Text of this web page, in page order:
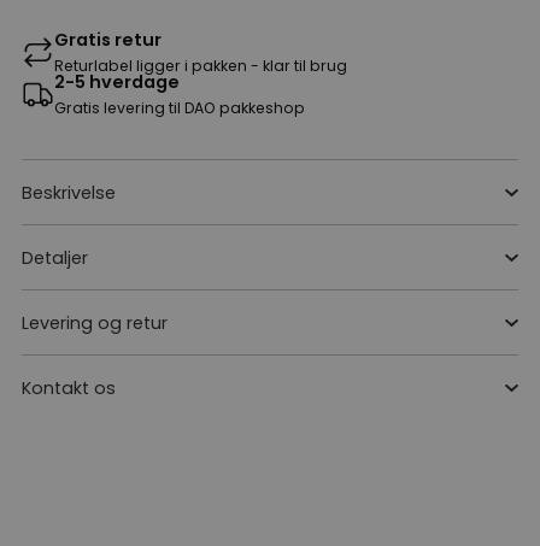
Gratis retur
Returlabel ligger i pakken - klar til brug
2-5 hverdage
Gratis levering til DAO pakkeshop
Beskrivelse
Detaljer
Levering og retur
Kontakt os